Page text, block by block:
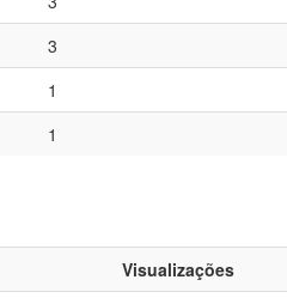
3
1
1
Visualizações